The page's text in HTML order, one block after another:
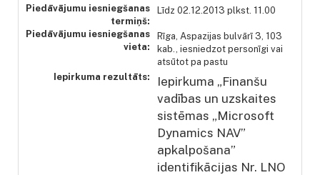
Piedāvājumu iesniegšanas
termiņš:
Līdz 02.12.2013 plkst. 11.00
Piedāvājumu iesniegšanas
vieta:
Rīga, Aspazijas bulvārī 3, 103
kab., iesniedzot personīgi vai
atsūtot pa pastu
Iepirkuma rezultāts:
Iepirkuma „Finanšu
vadības un uzskaites
sistēmas „Microsoft
Dynamics NAV”
apkalpošana”
identifikācijas Nr. LNO